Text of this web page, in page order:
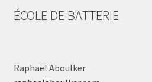
ÉCOLE DE BATTERIE
Raphaël Aboulker